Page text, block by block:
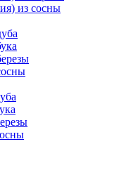
из сосны